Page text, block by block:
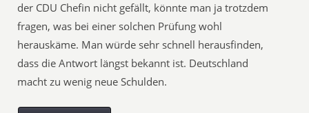
der CDU Chefin nicht gefällt, könnte man ja trotzdem
fragen, was bei einer solchen Prüfung wohl
herauskäme. Man würde sehr schnell herausfinden,
dass die Antwort längst bekannt ist. Deutschland
macht zu wenig neue Schulden.